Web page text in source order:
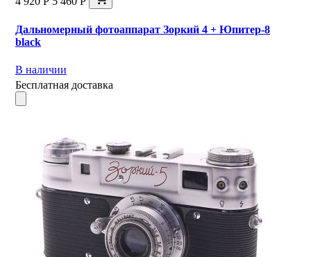
Дальномерный фотоаппарат Зоркий 4 + Юпитер-8
black
В наличии
Бесплатная доставка